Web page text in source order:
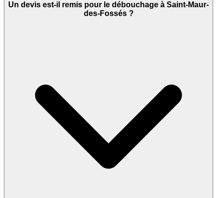
Un devis est-il remis pour le débouchage à Saint-Maur-
des-Fossés ?